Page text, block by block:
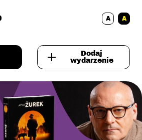
A A
Dodaj
wydarzenie